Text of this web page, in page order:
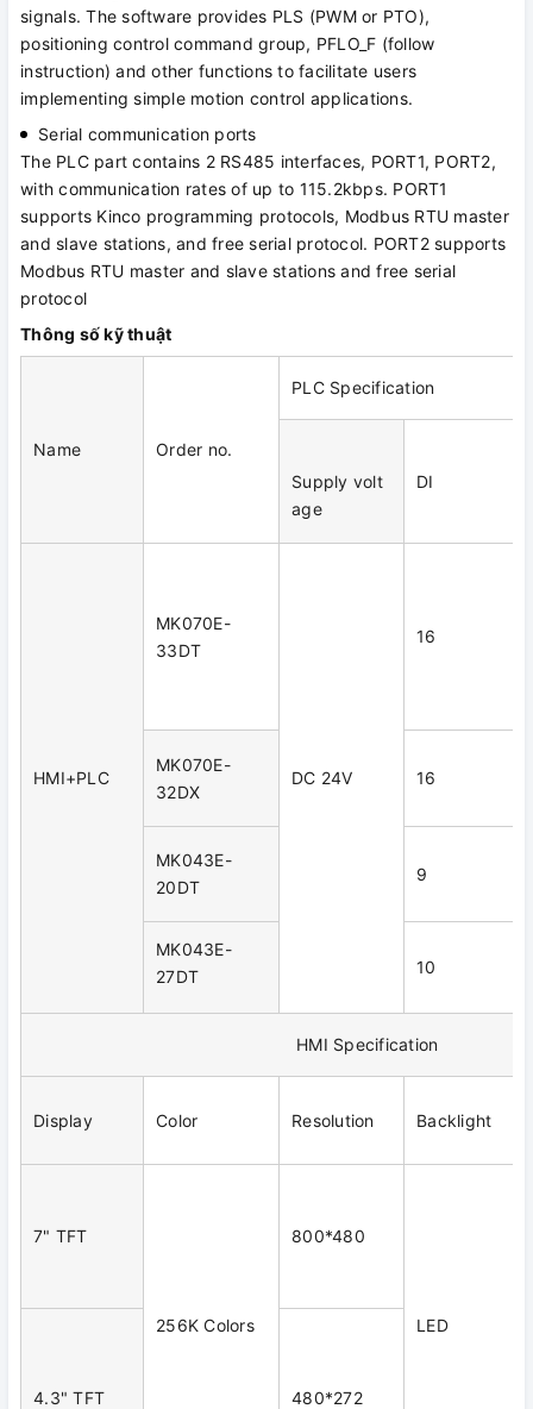
signals. The software provides PLS (PWM or PTO),
positioning control command group, PFLO_F (follow
instruction) and other functions to facilitate users
implementing simple motion control applications.
Serial communication ports
The PLC part contains 2 RS485 interfaces, PORT1, PORT2,
with communication rates of up to 115.2kbps. PORT1
supports Kinco programming protocols, Modbus RTU master
and slave stations, and free serial protocol. PORT2 supports
Modbus RTU master and slave stations and free serial
protocol
Thông số kỹ thuật
Name Order no.
PLC Specification
Supply volt
age
DI
HMI+PLC
MK070E-
33DT
DC 24V
16
MK070E-
32DX
16
MK043E-
20DT
9
MK043E-
27DT
10
HMI Specification
Display Color Resolution Backlight
7" TFT
256K Colors
800*480
LED
4.3" TFT 480*272